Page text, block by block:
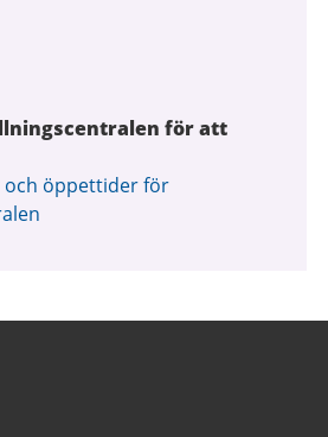
för att
öppettider för